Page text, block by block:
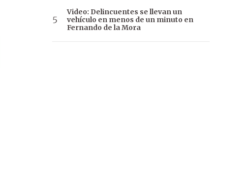
Video: Delincuentes se llevan un
vehículo en menos de un minuto en
Fernando de la Mora